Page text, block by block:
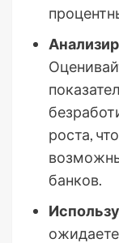
роста,
банков.